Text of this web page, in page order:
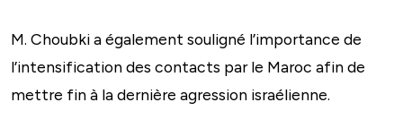
M. Choubki a également souligné l’importance de
l’intensification des contacts par le Maroc afin de
mettre fin à la dernière agression israélienne.